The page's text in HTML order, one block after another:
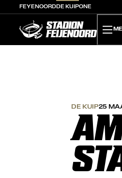
FEYENOORDDE KUIPONE
De Kuip home
DE KUIP25